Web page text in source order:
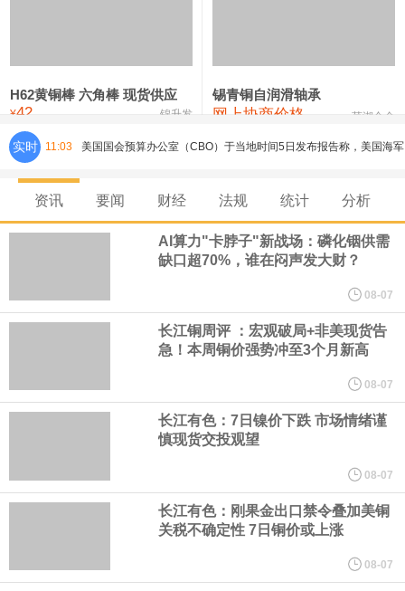
氯化镍 38,300—40,300 39,300 0
H62黄铜棒 六角棒 现货供应
¥42 锦升发
锡青铜自润滑轴承
网上协商价格 芜湖合金
实时 11:03 美国国会预算办公室（CBO）于当地时间5日发布报告称，美国海军
计划建造的15艘核动力“特朗普级”（Trump-class）战列舰，从研发
到采购的总费用可能高达2750亿美元，为美国有史以来最昂贵的水
后续14艘平均每艘约180亿美元。
供支撑，同时投资者正等待美国非农就业数据，以寻找美国利率前
令市场通胀预期下降，推动黄金价格从此前持续数周、位于4000美
资讯 要闻 财经 法规 统计 分析
AI算力"卡脖子"新战场：磷化铟供需
缺口超70%，谁在闷声发大财？
08-07
长江铜周评 ：宏观破局+非美现货告
急！本周铜价强势冲至3个月新高
08-07
长江有色：7日镍价下跌 市场情绪谨
慎现货交投观望
08-07
长江有色：刚果金出口禁令叠加美铜
关税不确定性 7日铜价或上涨
08-07